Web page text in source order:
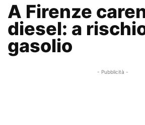
A Firenze
diesel: a
gasolio
- Pubblicità -